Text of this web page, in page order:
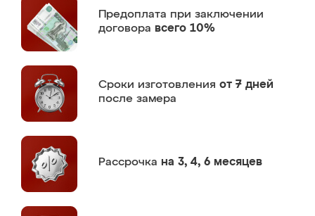
Предоплата при заключении
договора всего 10%
Сроки изготовления от 7 дней
после замера
Рассрочка на 3, 4, 6 месяцев